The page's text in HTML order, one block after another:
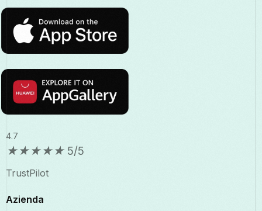
4.7
★★★★★ 5/5
TrustPilot
Azienda